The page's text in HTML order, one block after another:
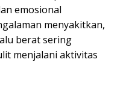
emosional
menyakitkan,
berat sering
menjalani aktivitas